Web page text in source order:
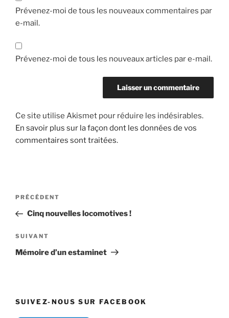
Prévenez-moi de tous les nouveaux commentaires par
e-mail.
Prévenez-moi de tous les nouveaux articles par e-mail.
Ce site utilise Akismet pour réduire les indésirables.
En savoir plus sur la façon dont les données de vos
commentaires sont traitées.
Navigation
l’article
Article
précédent
PRÉCÉDENT
Cinq nouvelles locomotives !
Article
suivant
SUIVANT
Mémoire d’un estaminet
SUIVEZ-NOUS SUR FACEBOOK